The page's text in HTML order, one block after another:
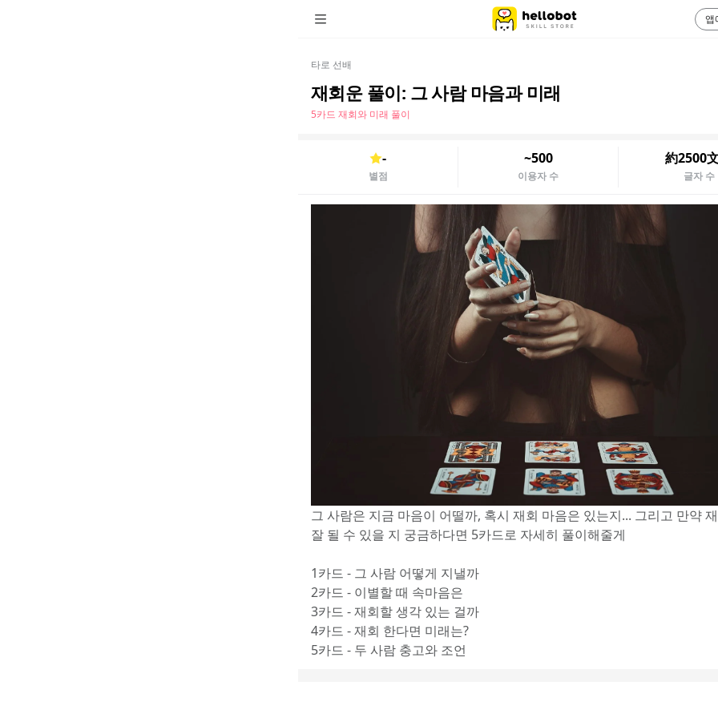
타로 선배
재회운 풀이: 그 사람 마음과 미래
5카드 재회와 미래 풀이
-
별점
~500
이용자 수
約2500
글자 수
그 사람은 지금 마음이 어떨까, 혹시 재회 마음은 있는지... 그리고 만약
잘 될 수 있을 지 궁금하다면 5카드로 자세히 풀이해줄게
1카드 - 그 사람 어떻게 지낼까
2카드 - 이별할 때 속마음은
3카드 - 재회할 생각 있는 걸까
4카드 - 재회 한다면 미래는?
5카드 - 두 사람 충고와 조언
앱